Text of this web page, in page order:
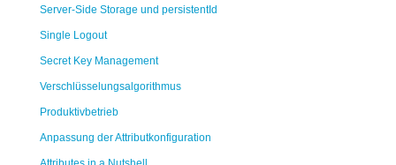
Server-Side Storage und persistentId
Single Logout
Secret Key Management
Verschlüsselungsalgorithmus
Produktivbetrieb
Anpassung der Attributkonfiguration